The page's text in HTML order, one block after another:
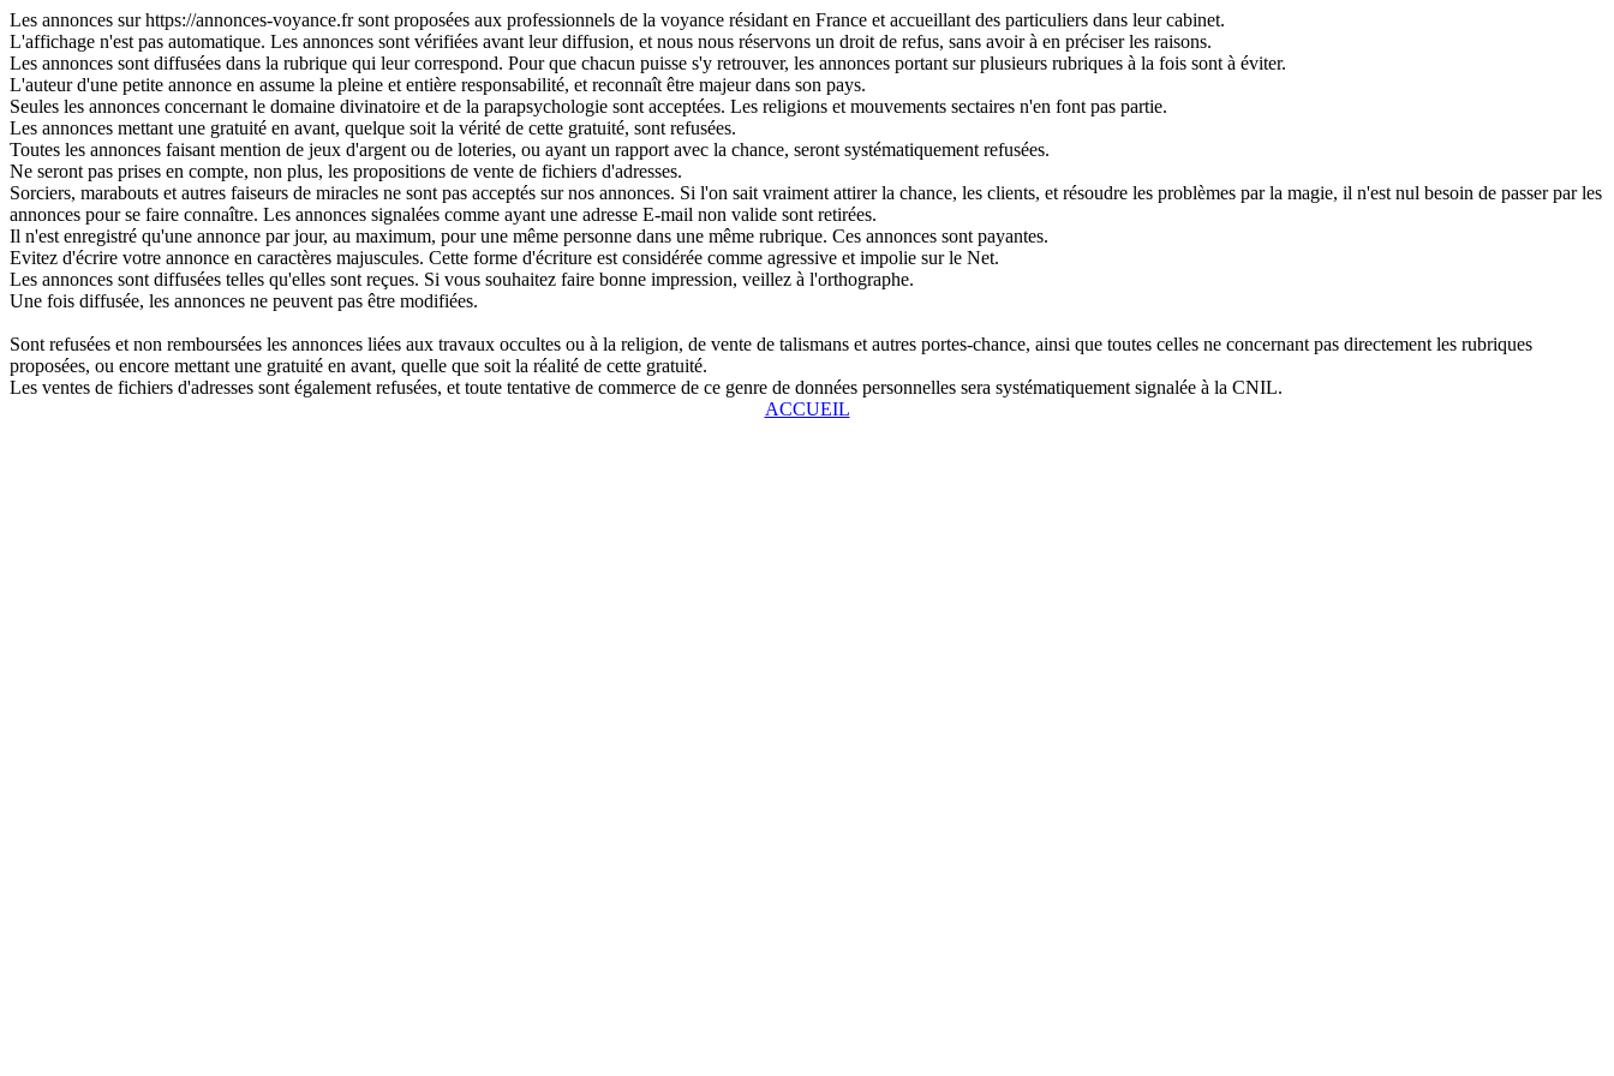
Les annonces sur https://annonces-voyance.fr sont proposées aux professionnels de la voyance résidant en France et accueillant des particuliers dans leur cabinet.
L'affichage n'est pas automatique. Les annonces sont vérifiées avant leur diffusion, et nous nous réservons un droit de refus, sans avoir à en préciser les raisons.
Les annonces sont diffusées dans la rubrique qui leur correspond. Pour que chacun puisse s'y retrouver, les annonces portant sur plusieurs rubriques à la fois sont à éviter.
L'auteur d'une petite annonce en assume la pleine et entière responsabilité, et reconnaît être majeur dans son pays.
Seules les annonces concernant le domaine divinatoire et de la parapsychologie sont acceptées. Les religions et mouvements sectaires n'en font pas partie.
Les annonces mettant une gratuité en avant, quelque soit la vérité de cette gratuité, sont refusées.
Toutes les annonces faisant mention de jeux d'argent ou de loteries, ou ayant un rapport avec la chance, seront systématiquement refusées.
Ne seront pas prises en compte, non plus, les propositions de vente de fichiers d'adresses.
Sorciers, marabouts et autres faiseurs de miracles ne sont pas acceptés sur nos annonces. Si l'on sait vraiment attirer la chance, les clients, et résoudre les problèmes par la magie, il n'est nul besoin de passer par les
annonces pour se faire connaître. Les annonces signalées comme ayant une adresse E-mail non valide sont retirées.
Il n'est enregistré qu'une annonce par jour, au maximum, pour une même personne dans une même rubrique. Ces annonces sont payantes.
Evitez d'écrire votre annonce en caractères majuscules. Cette forme d'écriture est considérée comme agressive et impolie sur le Net.
Les annonces sont diffusées telles qu'elles sont reçues. Si vous souhaitez faire bonne impression, veillez à l'orthographe.
Une fois diffusée, les annonces ne peuvent pas être modifiées.
Sont refusées et non remboursées les annonces liées aux travaux occultes ou à la religion, de vente de talismans et autres portes-chance, ainsi que toutes celles ne concernant pas directement les rubriques
proposées, ou encore mettant une gratuité en avant, quelle que soit la réalité de cette gratuité.
Les ventes de fichiers d'adresses sont également refusées, et toute tentative de commerce de ce genre de données personnelles sera systématiquement signalée à la CNIL.
ACCUEIL